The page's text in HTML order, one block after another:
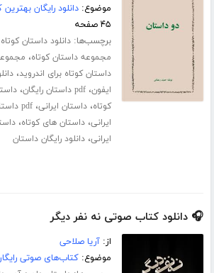
موضوع:دانلود رایگان
۴۵ صفحه
برچسب‌ها:دانلود داستان
مجموعه داستان کوتاه،
داستان کوتاه برای اندروید،
ایفون،pdf داستان رایگان ،
کوتاه،داستان ایرانی،pdf داستان رایگان
ایرانی،داستان های کوتاه،
ایرانی،دانلود رایگان داستان
🎧 دانلود کتاب صوتی نه نفر دیگر
از:آریا صلاحی
موضوع:کتاب‌های صوتی